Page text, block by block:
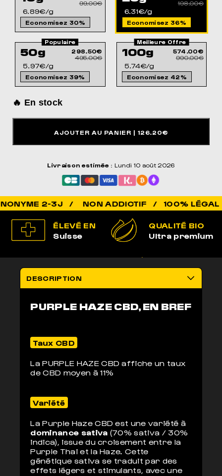
6.89€/g
Economisez 30%
99.00€
6.31€/g
Economisez 36%
198.00€
50g
5.97€/g
Economisez 39%
298.50€
495.00€
100g
5.74€/g
Economisez 42%
574.00€
990.00€
🔥 En stock
AJOUTER AU PANIER | 126.20€
Livraison estimée : Lundi 10 août 2026
NON ADDICTIF / 100% LÉGAL /
ÉLEVÉ EN
Suisse
QUALITÉ BIO
Ultra premium
Non addictif
anonyme 2-3j
DESCRIPTION
PURPLE HAZE CBD, EN BREF
Taux CBD
La PURPLE HAZE CBD affiche un taux
de CBD moyen à 11%
Variété
La Purple Haze CBD est une variété à
dominance sativa (70% sativa / 30%
indica), issue du croisement entre la
Purple Thai et la Haze. Cette
génétique sativa se traduit par des
effets légers et stimulants, avec une